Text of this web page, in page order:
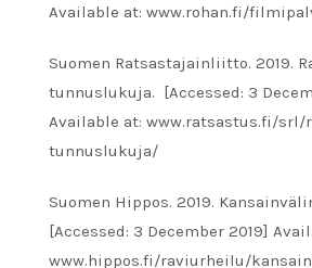
Available at: www.rohan.fi/
Suomen Ratsastajainliitto. 2019.
tunnuslukuja. [Accessed: 3
Available at: www.ratsastus.fi/srl/
tunnuslukuja/
Suomen Hippos. 2019.
[Accessed: 3 December 2019]
www.hippos.fi/raviurheilu/